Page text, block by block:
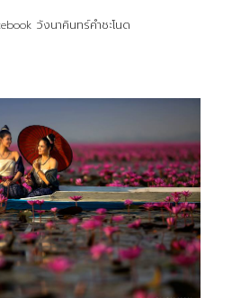
วังนาคินทร์คำชะโนด